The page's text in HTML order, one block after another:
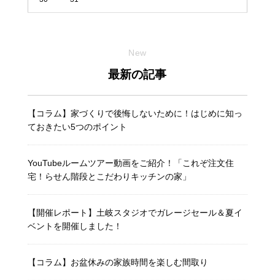
New
最新の記事
【コラム】家づくりで後悔しないために！はじめに知っ
ておきたい5つのポイント
YouTubeルームツアー動画をご紹介！「これぞ注文住
宅！らせん階段とこだわりキッチンの家」
【開催レポート】土岐スタジオでガレージセール＆夏イ
ベントを開催しました！
【コラム】お盆休みの家族時間を楽しむ間取り